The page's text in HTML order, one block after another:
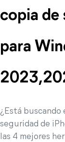
copia de
para
¿Está buscando
seguridad de
las 4 mejores